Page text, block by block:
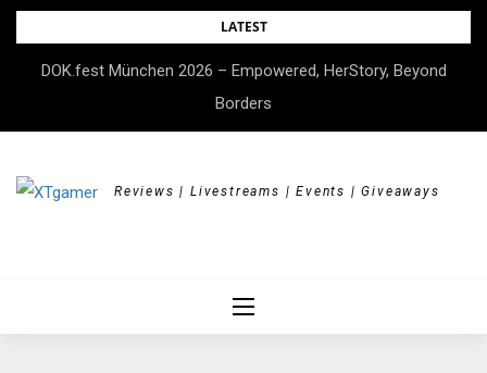
Skip
content
LATEST
DOK.fest München 2026 – Empowered, HerStory, Beyond
Borders
Reviews | Livestreams | Events | Giveaways